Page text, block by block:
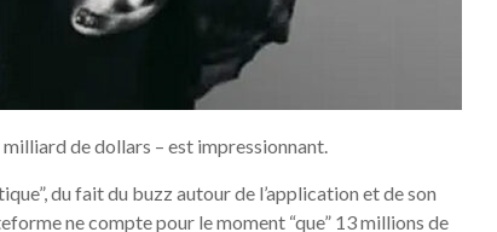
de dollars – est impressionnant.
du fait du buzz autour de l’application et de son
ne compte pour le moment “que” 13 millions de